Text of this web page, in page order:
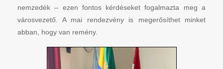
nemzedék – ezen fontos kérdéseket fogalmazta meg a
városvezető. A mai rendezvény is megerősíthet minket
abban, hogy van remény.